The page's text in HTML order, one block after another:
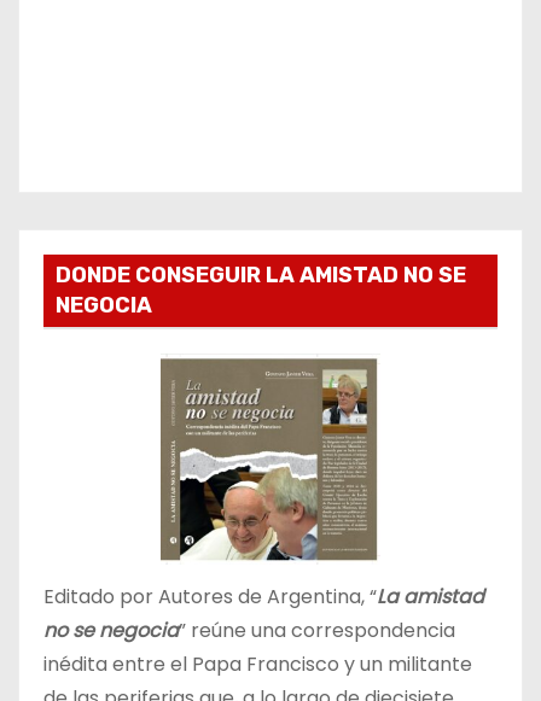
DONDE CONSEGUIR LA AMISTAD NO SE
NEGOCIA
Editado por Autores de Argentina, “La amistad
no se negocia” reúne una correspondencia
inédita entre el Papa Francisco y un militante